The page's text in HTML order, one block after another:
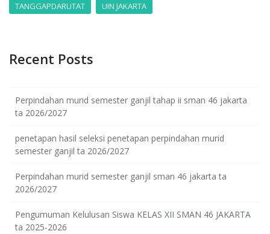
TANGGAPDARUTAT
UIN JAKARTA
Recent Posts
Perpindahan murid semester ganjil tahap ii sman 46 jakarta
ta 2026/2027
penetapan hasil seleksi penetapan perpindahan murid
semester ganjil ta 2026/2027
Perpindahan murid semester ganjil sman 46 jakarta ta
2026/2027
Pengumuman Kelulusan Siswa KELAS XII SMAN 46 JAKARTA
ta 2025-2026